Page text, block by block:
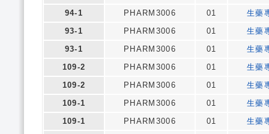
94-1
PHARM3006 01
生藥
93-1
PHARM3006 01
生藥
93-1
PHARM3006 01
生藥
109-2
PHARM3006 01
生藥
109-2
PHARM3006 01
生藥
109-1
PHARM3006 01
生藥
109-1
PHARM3006 01
生藥